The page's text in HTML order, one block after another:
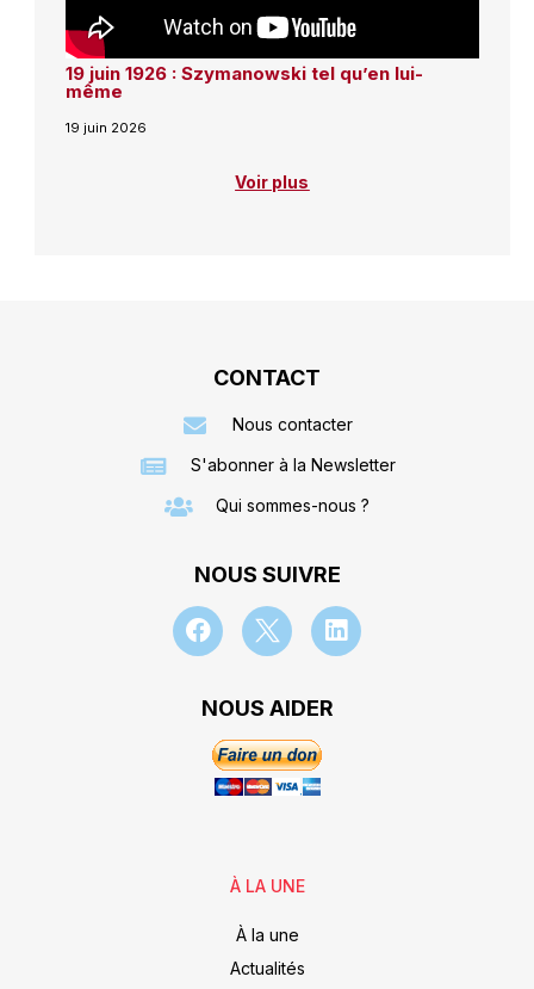
19 juin 1926 : Szymanowski tel qu’en lui-
même
19 juin 2026
Voir plus
CONTACT
Nous contacter
S'abonner à la Newsletter
Qui sommes-nous ?
NOUS SUIVRE
NOUS AIDER
À LA UNE
À la une
Actualités